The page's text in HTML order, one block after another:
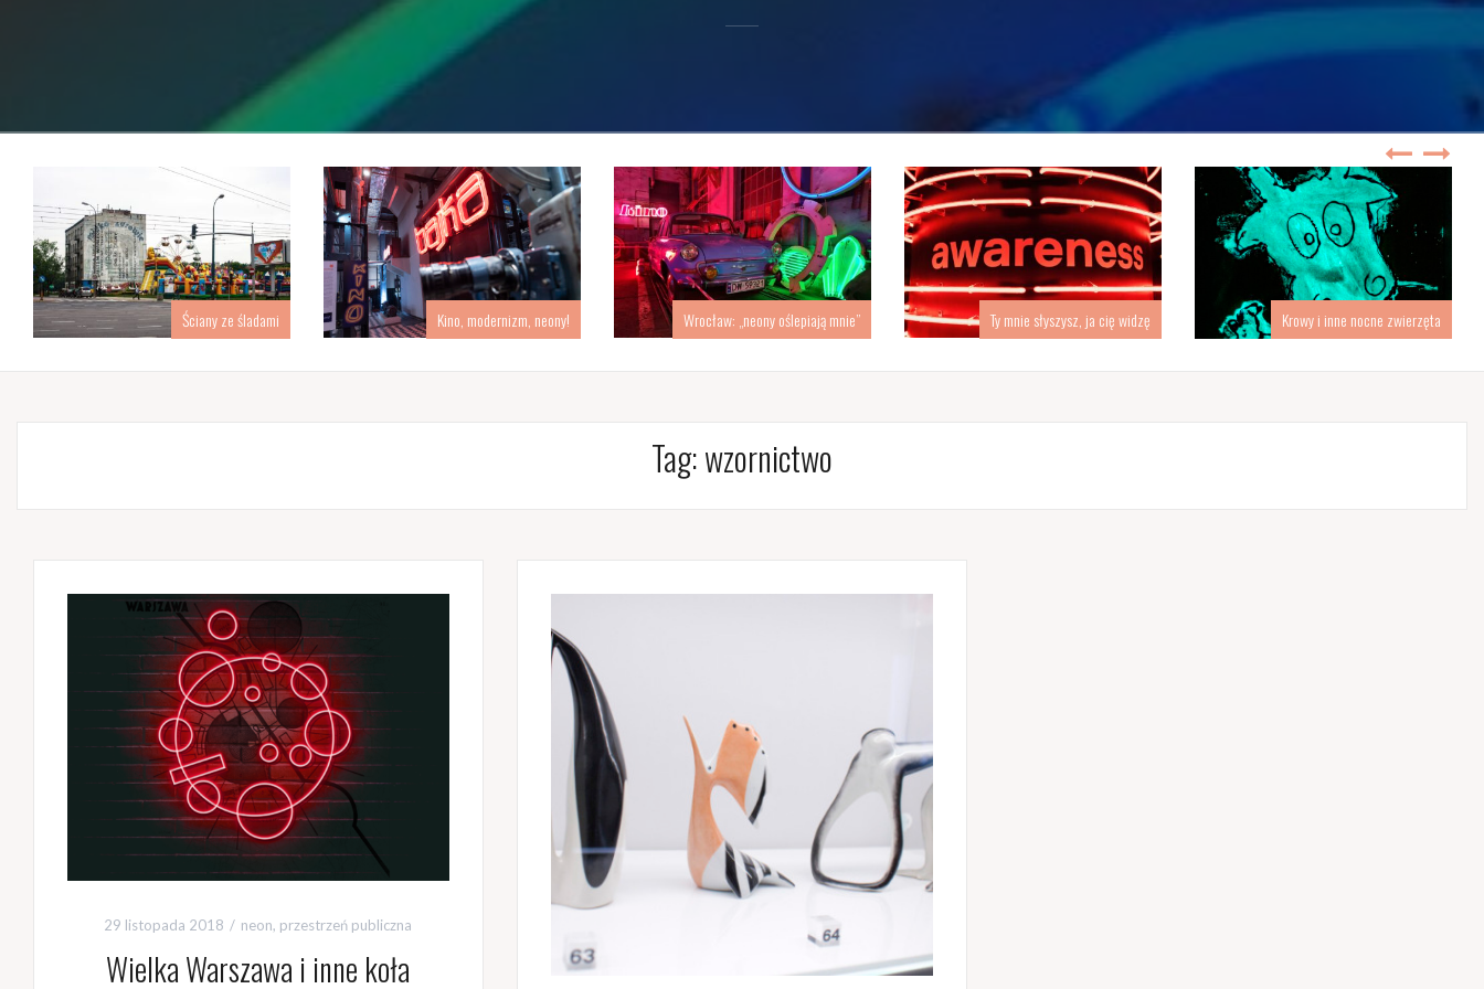
Ściany ze śladami Kino, modernizm, neony! Wrocław: „neony oślepiają mnie” Ty mnie słyszysz, ja cię widzę Krowy i inne nocne zwierzęta
Tag:wzornictwo
29 listopada 2018 neon, przestrzeń publiczna
Wielka Warszawa i inne koła